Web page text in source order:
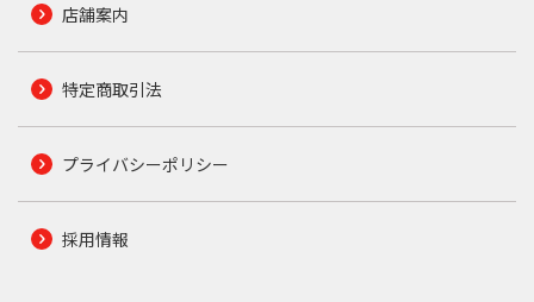
店舗案内
特定商取引法
プライバシーポリシー
採用情報